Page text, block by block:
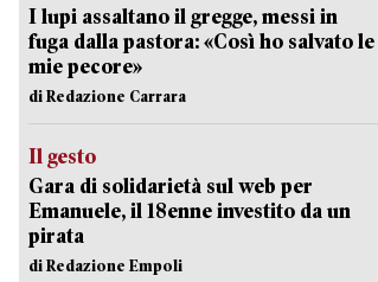
I lupi assaltano il gregge, messi in
fuga dalla pastora: «Così ho salvato le
mie pecore»
di Redazione Carrara
Il gesto
Gara di solidarietà sul web per
Emanuele, il 18enne investito da un
pirata
di Redazione Empoli